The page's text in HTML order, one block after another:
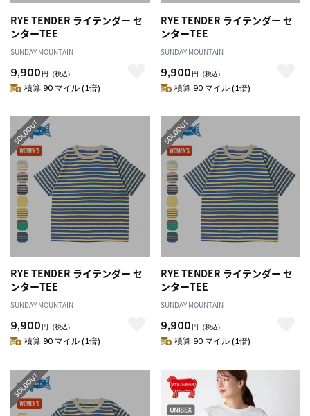
RYE TENDER ライテンダー セ
ンターTEE
SUNDAY MOUNTAIN
9,900 円 （税込）
積算 90 マイル (1倍)
RYE TENDER ライテンダー セ
ンターTEE
SUNDAY MOUNTAIN
9,900 円 （税込）
積算 90 マイル (1倍)
RYE TENDER ライテンダー セ
ンターTEE
SUNDAY MOUNTAIN
9,900 円 （税込）
積算 90 マイル (1倍)
RYE TENDER ライテンダー セ
ンターTEE
SUNDAY MOUNTAIN
9,900 円 （税込）
積算 90 マイル (1倍)